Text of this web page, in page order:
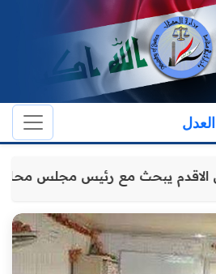
الاقدم يبحث مع رئيس مجلس